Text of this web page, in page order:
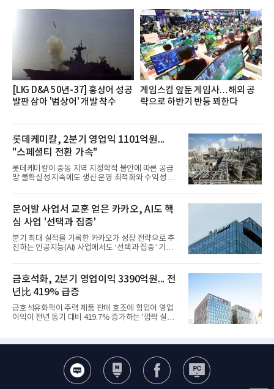
[LIG D&A 50년-37] 홍상어 성공
발판 삼아 '범상어' 개발 착수
게임스컴 앞둔 게임사…해외 공
략으로 하반기 반등 꾀한다
롯데케미칼, 2분기 영업익 1101억원...
"스페셜티 전환 가속"
롯데케미칼이 중동 지역 지정학적 불안에 따른 공급
망 불확실성 지속에도 생산 운영 최적화와 수익성 중
어갔다.롯데케미칼이 2026년 2분기 연결 기준 매출
액 5조6864억원, 영업이익 1101억원을 기록했다고 7
일 밝혔다. 사업별로는 기초화학 부문(롯데케미칼 기
초소재사업·LC타이탄·LC USA·롯데대산석화)이 매
출 3조9403억원, 영업이익 23억원을 기록했다. 정기
보수 영향과 원료 가격 변동에 따른 래깅 효과로 전분
기 대비 수익성은 둔화됐지만 흑자 전환 흐름을 유지
우호적인 환율 효과
문어발 사업서 교훈 얻은 카카오, AI도 핵
심 사업 '선택과 집중'
분기 최대 실적을 기록한 카카오가 성장 전략으로 추
진하는 인공지능(AI) 사업에서도 ‘선택과 집중’ 기조
라 투자에 나서는 것과 달리, 카카오는 ‘카카오톡’이
라는 플랫폼 경쟁력을 활용한 AI 에이전트 서비스에
집중하는 전략이다. 과거 무리한 사업 확장 과정에서
겪었던 시행착오를 되풀이하지 않고 핵심 역량에 집
중하겠다는 취지로 풀이된다.7일 업계에 따르면 카카
오는 올해 2분기 연결 기준 매출 2조985억원, 영업이
익 2770억원을 기록했다. 전년 동기 대비 매출과 영업
금호석화, 2분기 영업이익 3390억원... 전
년比 419% 급증
금호석유화학이 주력 제품 판매 호조에 힘입어 영업
이익이 전년 동기 대비 419.7% 증가하는 '깜짝 실
가한 것으로 잠정 집계됐다고 7일 공시했다.매출은 2
조2682억원으로 지난해 동기 대비 27.9% 증가했다.
순이익은 3004억원으로 420.4% 늘었다.이번 호실적
은 주력 제품인 NB라텍스와 합성수지 판매 호조가 견
인한 것으로 풀이된다. 미국의 중국산 의료용 고무장